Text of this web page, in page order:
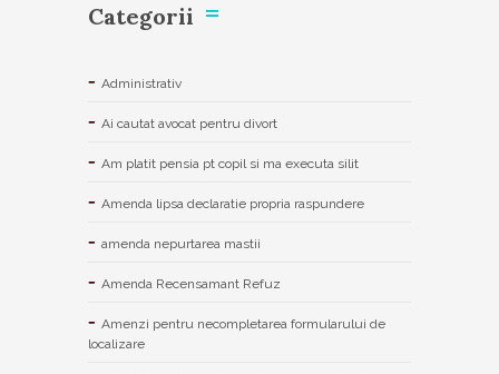
Categorii
Administrativ
Ai cautat avocat pentru divort
Am platit pensia pt copil si ma executa silit
Amenda lipsa declaratie propria raspundere
amenda nepurtarea mastii
Amenda Recensamant Refuz
Amenzi pentru necompletarea formularului de
localizare